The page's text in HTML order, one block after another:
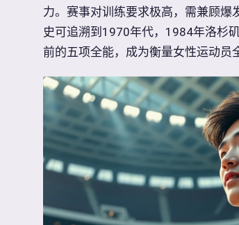
力。赛事对训练要求极高，需兼顾爆
史可追溯到1970年代，1984年洛杉
前的五项全能，成为衡量女性运动员